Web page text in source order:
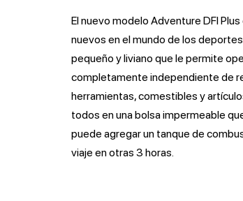
El nuevo modelo Adventure DFI
nuevos en el mundo de los
pequeño y liviano que le permite
completamente independiente de
herramientas, comestibles y
todos en una bolsa impermeable
puede agregar un tanque de
viaje en otras 3 horas.